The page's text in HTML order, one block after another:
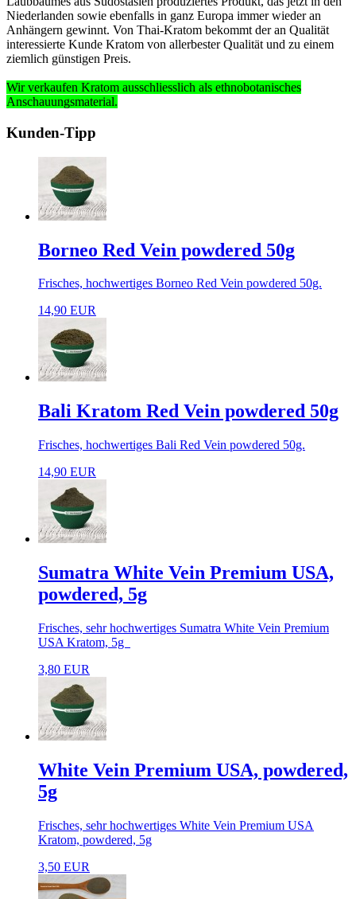
Niederlanden sowie ebenfalls in ganz Europa immer wieder an
Anhängern gewinnt. Von Thai-Kratom bekommt der an Qualität
interessierte Kunde Kratom von allerbester Qualität und zu einem
ziemlich günstigen Preis.
Wir verkaufen Kratom ausschliesslich als ethnobotanisches
Anschauungsmaterial.
Kunden-Tipp
Borneo Red Vein powdered 50g
Frisches, hochwertiges Borneo Red Vein powdered 50g.
14,90 EUR
Bali Kratom Red Vein powdered 50g
Frisches, hochwertiges Bali Red Vein powdered 50g.
14,90 EUR
Sumatra White Vein Premium USA,
powdered, 5g
Frisches, sehr hochwertiges Sumatra White Vein Premium
USA Kratom, 5g
3,80 EUR
White Vein Premium USA, powdered,
5g
Frisches, sehr hochwertiges White Vein Premium USA
Kratom, powdered, 5g
3,50 EUR